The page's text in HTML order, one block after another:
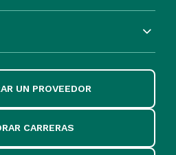
UN PROVEEDOR
CARRERAS